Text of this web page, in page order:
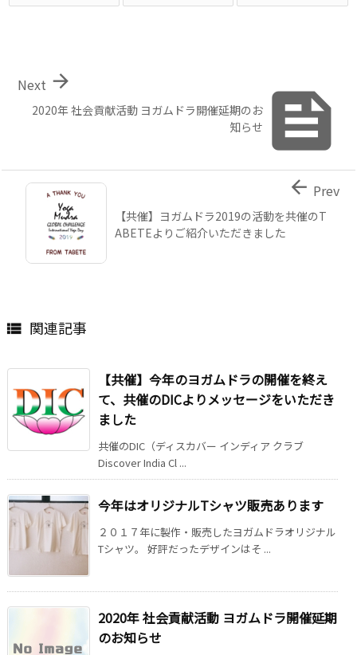

2020年 社会貢献活動 ヨガムドラ開催延期のお
知らせ

Next
【共催】ヨガムドラ2019の活動を共催のT
ABETEよりご紹介いただきました
 Prev
 関連記事
【共催】今年のヨガムドラの開催を終え
て、共催のDICよりメッセージをいただき
ました
共催のDIC（ディスカバー インディア クラブ
Discover India Cl ...
今年はオリジナルTシャツ販売あります
２０１７年に製作・販売したヨガムドラオリジナル
Tシャツ。 好評だったデザインはそ ...
2020年 社会貢献活動 ヨガムドラ開催延期
のお知らせ